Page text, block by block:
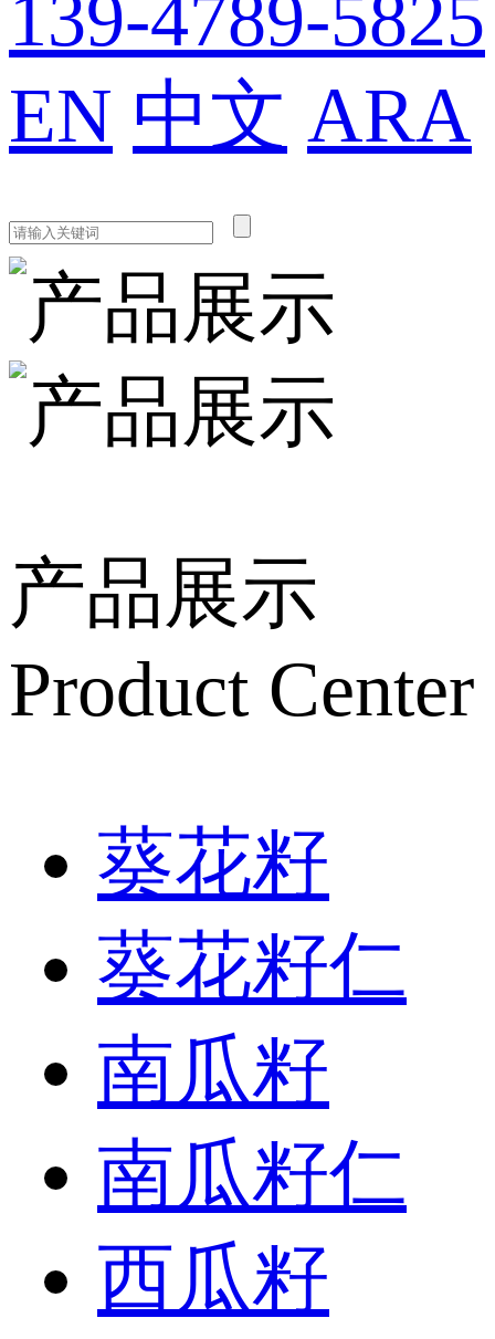
139-4789-5825
EN 中文 ARA
产品展示
Product Center
葵花籽
葵花籽仁
南瓜籽
南瓜籽仁
西瓜籽